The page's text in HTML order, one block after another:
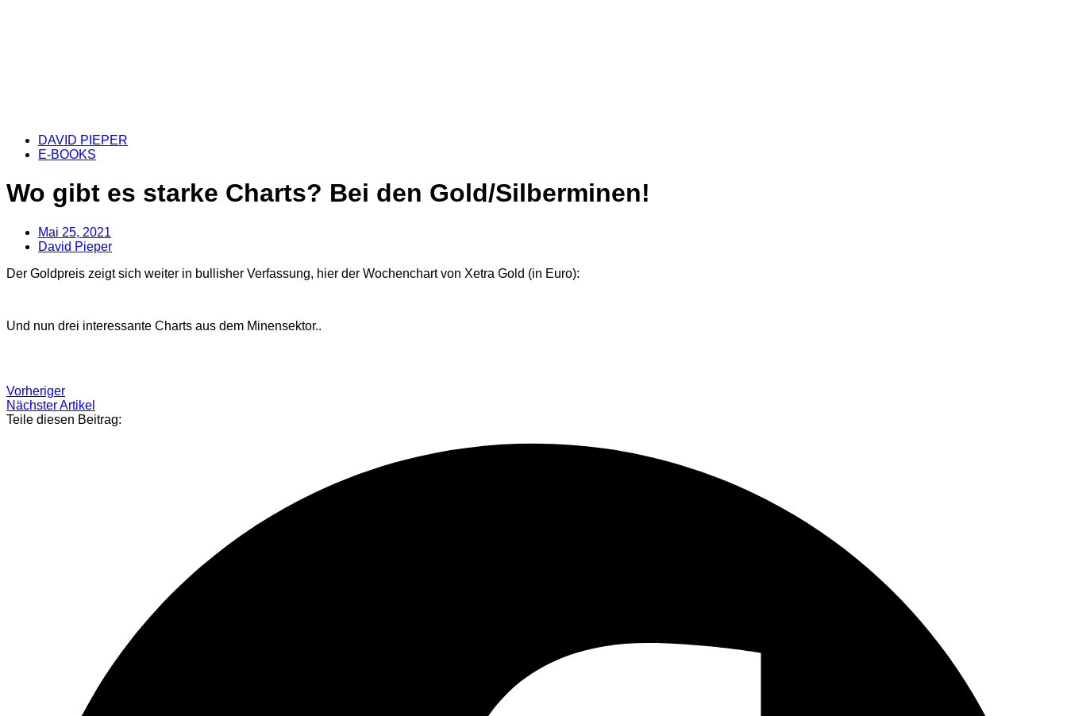
DAVID PIEPER
E-BOOKS
Wo gibt es starke Charts? Bei den Gold/Silberminen!
Mai 25, 2021
David Pieper
Der Goldpreis zeigt sich weiter in bullisher Verfassung, hier der Wochenchart von Xetra Gold (in Euro):
Und nun drei interessante Charts aus dem Minensektor..
Vorheriger
Nächster Artikel
Teile diesen Beitrag: